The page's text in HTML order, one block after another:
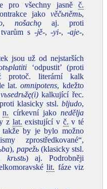
pro všechny jasně č.
jako věčьněmь,
, nošachǫaj. proti
s ‑jě‑,‑yi‑, ‑aje‑,
jsou už od nejstarších
‘odpustit’ (proti
protoč. literární kalk
lat.omnipotens, kdežto
vьsedrьžę(i)kalkující řec.
proti klasicky stsl. bljudo,
n. církevní jako nedělja
z lat. existující v č. v té
takže by je bylo možno
zprostředkované“,
), papežь(klasicky stsl.
krьstь) aj. Podrobněji
lit. fáze viz